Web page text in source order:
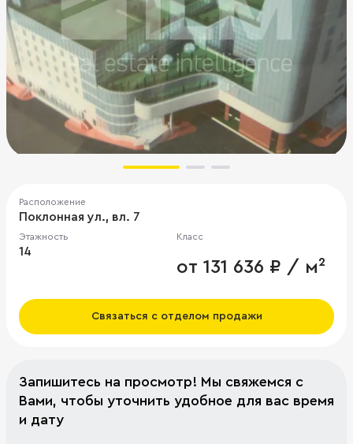
Расположение
Поклонная ул., вл. 7
Этажность
14
Класс
от 131 636 ₽ / м²
Связаться с отделом продажи
Запишитесь на просмотр! Мы свяжемся с
Вами, чтобы уточнить удобное для вас время
и дату